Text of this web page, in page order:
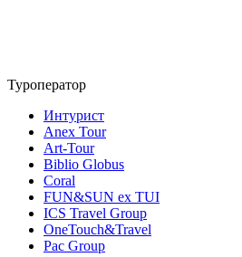
Туроператор
Интурист
Anex Tour
Art-Tour
Biblio Globus
Coral
FUN&SUN ex TUI
ICS Travel Group
OneTouch&Travel
Pac Group